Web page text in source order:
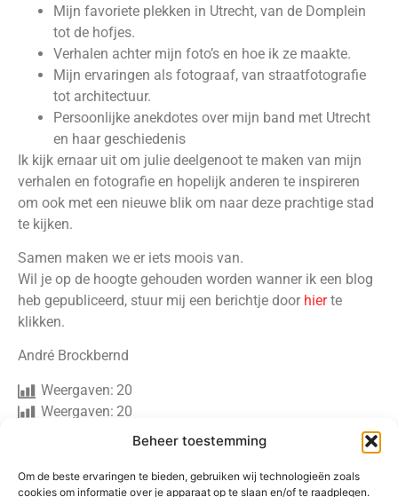
Beheer toestemming
Om de beste ervaringen te bieden, gebruiken wij technologieën zoals
cookies om informatie over je apparaat op te slaan en/of te raadplegen.
Mijn favoriete plekken in Utrecht, van de Domplein
tot de hofjes.
Verhalen achter mijn foto’s en hoe ik ze maakte.
Mijn ervaringen als fotograaf, van straatfotografie
tot architectuur.
Persoonlijke anekdotes over mijn band met Utrecht
en haar geschiedenis
Ik kijk ernaar uit om julie deelgenoot te maken van mijn
verhalen en fotografie en hopelijk anderen te inspireren
om ook met een nieuwe blik om naar deze prachtige stad
te kijken.
Samen maken we er iets moois van.
Wil je op de hoogte gehouden worden wanner ik een blog
heb gepubliceerd, stuur mij een berichtje door hierte
klikken.
André Brockbernd
Weergaven: 20
Weergaven: 20